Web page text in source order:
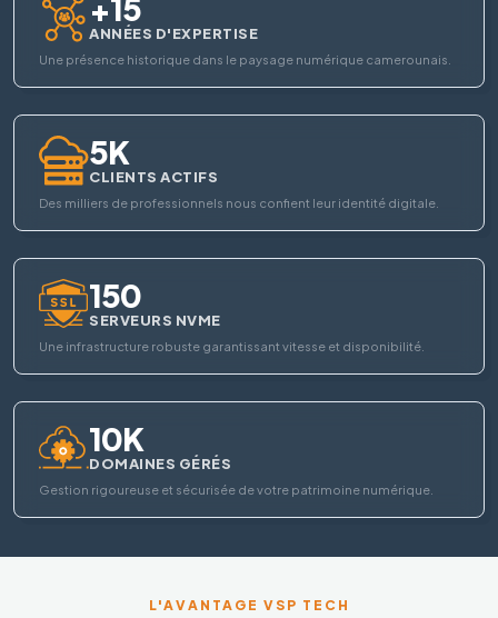
ANNÉES D'EXPERTISE
Une présence historique dans le paysage numérique camerounais.
5K
CLIENTS ACTIFS
Des milliers de professionnels nous confient leur identité digitale.
150
SERVEURS NVME
Une infrastructure robuste garantissant vitesse et disponibilité.
10K
DOMAINES GÉRÉS
Gestion rigoureuse et sécurisée de votre patrimoine numérique.
L'AVANTAGE VSP TECH